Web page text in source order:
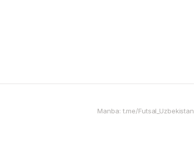
Manba: t.me/Futsal_Uzbekistan